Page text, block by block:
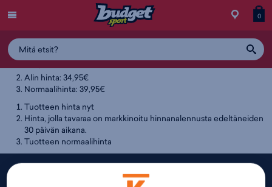
Siirry
0
Tuotteen hintahistoria
34,95€
Alin hinta: 34,95€
Normaalihinta: 39,95€
Tuotteen hinta nyt
Hinta, jolla tavaraa on markkinoitu hinnanalennusta edeltäneiden
30 päivän aikana.
Tuotteen normaalihinta
Budget Sport — Liikuttavan halpa urheilukauppa!